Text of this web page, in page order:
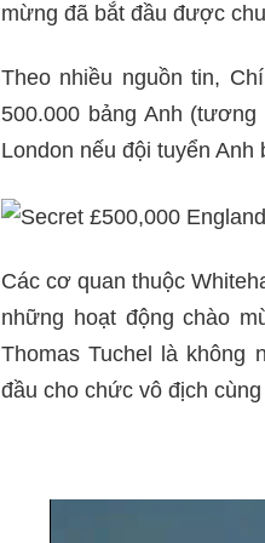
mừng đã bắt đầu được
Theo nhiều nguồn tin,
500.000 bảng Anh
London nếu đội tuyển
Các cơ quan thuộc
những hoạt động chào
Thomas Tuchel là không
đầu cho chức vô địch